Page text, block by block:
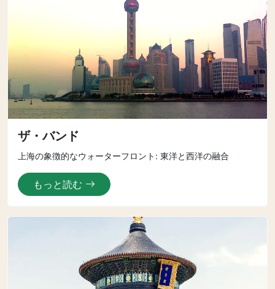
ザ・バンド
上海の象徴的なウォーターフロント: 東洋と西洋の融合
もっと読む